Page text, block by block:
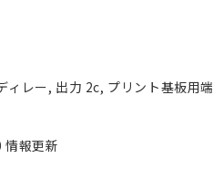
ィレー, 出力 2c, プリント基板用
報更新